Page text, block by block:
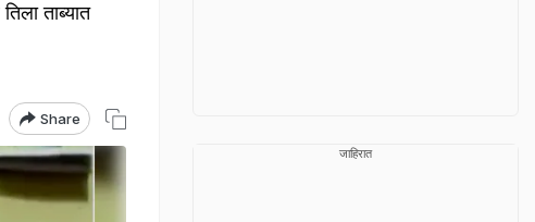
ताब्यात
Share
जाहिरात